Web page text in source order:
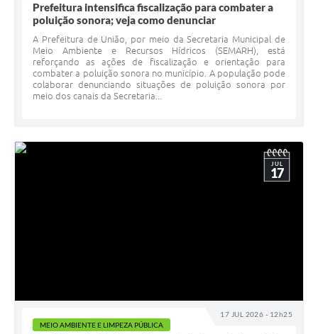
Prefeitura intensifica fiscalização para combater a
poluição sonora; veja como denunciar
A Prefeitura de União, por meio da Secretaria Municipal de
Meio Ambiente e Recursos Hídricos (SEMARH), está
reforçando as ações de fiscalização e orientação para
combater a poluição sonora no município. A população pode
colaborar denunciando situações de poluição sonora por
meio dos canais da Secretaria...
17 JUL 2026 - 12h25
JUL
17
MEIO AMBIENTE E LIMPEZA PÚBLICA